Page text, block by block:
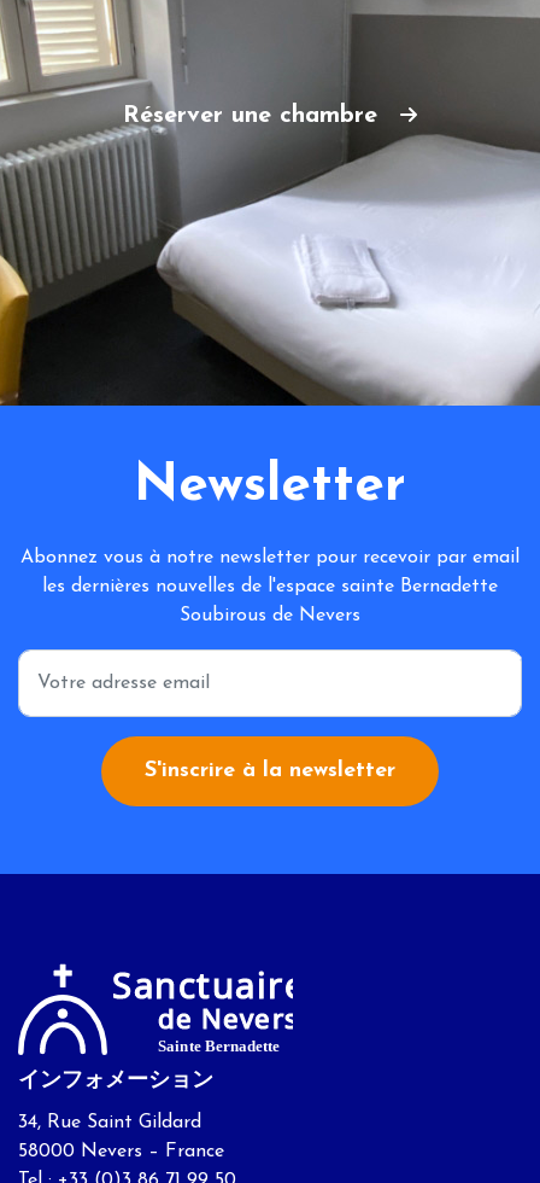
Réserver une chambre
Newsletter
Abonnez vous à notre newsletter pour recevoir par email
les dernières nouvelles de l'espace sainte Bernadette
Soubirous de Nevers
*
S'inscrire à la newsletter
インフォメーション
34, Rue Saint Gildard
58000 Nevers – France